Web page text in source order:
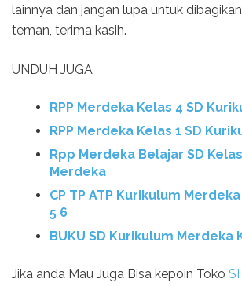
lainnya dan jangan lupa untuk
teman, terima kasih.
UNDUH JUGA
RPP Merdeka Kelas 4 SD
RPP Merdeka Kelas 1 SD
Rpp Merdeka Belajar SD
Merdeka
CP TP ATP Kurikulum Merdeka
5 6
BUKU SD Kurikulum Merdeka
Jika anda Mau Juga Bisa kepoin Toko